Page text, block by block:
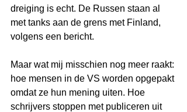
dreiging is echt. De Russen staan al
met tanks aan de grens met Finland,
volgens een bericht.
Maar wat mij misschien nog meer raakt:
hoe mensen in de VS worden opgepakt
omdat ze hun mening uiten. Hoe
schrijvers stoppen met publiceren uit